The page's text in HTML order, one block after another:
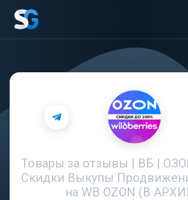
Товары за отзывы | ВБ |
Скидки Выкупы
на WB OZON (В